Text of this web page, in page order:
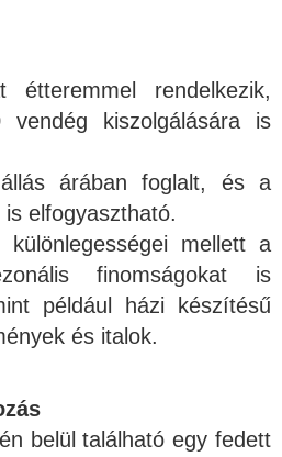
rendelkezik,
kiszolgálására is
árában foglalt, és a
elfogyasztható.
mellett a
finomságokat is
például házi készítésű
és italok.
belül található egy fedett